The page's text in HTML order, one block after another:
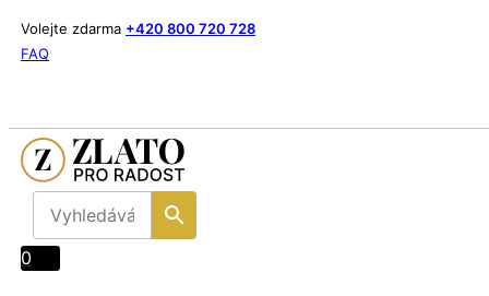
Volejte zdarma +420 800 720 728
FAQ
0